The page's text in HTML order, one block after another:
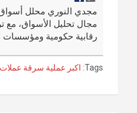
مجال تحليل الأسواق، مع
رقابية حكومية ومؤسسات
Tags: اكبر عملية سرقة